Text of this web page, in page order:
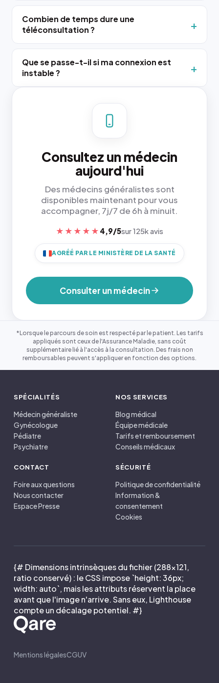
Combien de temps dure une
téléconsultation ?
Que se passe-t-il si ma connexion est
instable ?
Consultez un médecin
aujourd'hui
Des médecins généralistes sont
disponibles maintenant pour vous
accompagner, 7j/7 de 6h à minuit.
★★★★★ 4,9/5sur 125k avis
AGRÉÉ PAR LE MINISTÈRE DE LA SANTÉ
Consulter un médecin
*Lorsque le parcours de soin est respecté par le patient. Les tarifs
appliqués sont ceux de l'Assurance Maladie, sans coût
supplémentaire lié à l'accès à la consultation. Des frais non
remboursables peuvent s'appliquer en fonction des options.
SPÉCIALITÉS
Médecin généraliste
Gynécologue
Pédiatre
Psychiatre
NOS SERVICES
Blog médical
Équipe médicale
Tarifs et remboursement
Conseils médicaux
CONTACT
Foire aux questions
Nous contacter
Espace Presse
SÉCURITÉ
Politique de confidentialité
Information &
consentement
Cookies
{# Dimensions intrinsèques du fichier (288×121,
ratio conservé) : le CSS impose `height: 36px;
width: auto`, mais les attributs réservent la place
avant que l'image n'arrive. Sans eux, Lighthouse
compte un décalage potentiel. #}
Mentions légalesCGUV